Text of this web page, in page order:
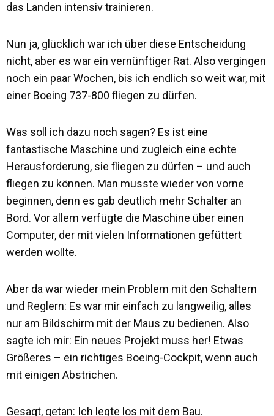
das Landen intensiv trainieren.
Nun ja, glücklich war ich über diese Entscheidung
nicht, aber es war ein vernünftiger Rat. Also vergingen
noch ein paar Wochen, bis ich endlich so weit war, mit
einer Boeing 737-800 fliegen zu dürfen.
Was soll ich dazu noch sagen? Es ist eine
fantastische Maschine und zugleich eine echte
Herausforderung, sie fliegen zu dürfen – und auch
fliegen zu können. Man musste wieder von vorne
beginnen, denn es gab deutlich mehr Schalter an
Bord. Vor allem verfügte die Maschine über einen
Computer, der mit vielen Informationen gefüttert
werden wollte.
Aber da war wieder mein Problem mit den Schaltern
und Reglern: Es war mir einfach zu langweilig, alles
nur am Bildschirm mit der Maus zu bedienen. Also
sagte ich mir: Ein neues Projekt muss her! Etwas
Größeres – ein richtiges Boeing-Cockpit, wenn auch
mit einigen Abstrichen.
Gesagt, getan: Ich legte los mit dem Bau.